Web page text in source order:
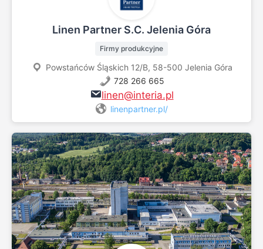
Linen Partner S.C. Jelenia Góra
Firmy produkcyjne
Powstańców Śląskich 12/B, 58-500 Jelenia Góra
728 266 665
linen@interia.pl
linenpartner.pl/